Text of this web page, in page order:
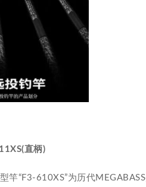
直柄)
竿“F3-610XS”为历代